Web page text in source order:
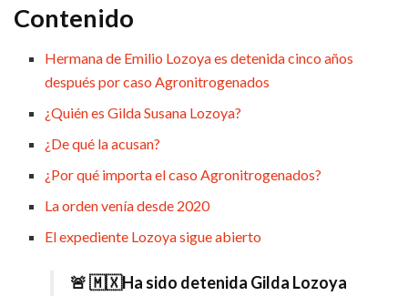
Contenido
Hermana de Emilio Lozoya es detenida cinco años
después por caso Agronitrogenados
¿Quién es Gilda Susana Lozoya?
¿De qué la acusan?
¿Por qué importa el caso Agronitrogenados?
La orden venía desde 2020
El expediente Lozoya sigue abierto
🚨 🇲🇽Ha sido detenida Gilda Lozoya